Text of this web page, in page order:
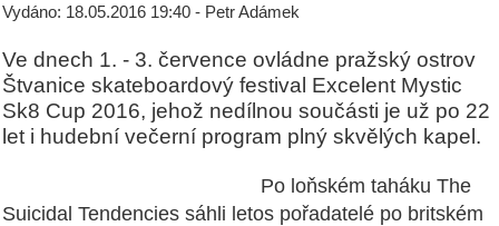
Vydáno: 18.05.2016 19:40 - Petr Adámek
Ve dnech 1. - 3. července ovládne pražský ostrov
Štvanice skateboardový festival Excelent Mystic
Sk8 Cup 2016, jehož nedílnou součásti je už po 22
let i hudební večerní program plný skvělých kapel.
Po loňském taháku The
Suicidal Tendencies sáhli letos pořadatelé po britském